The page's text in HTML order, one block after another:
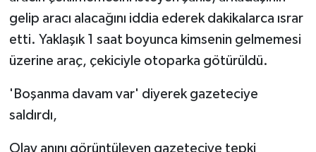
gelip aracı alacağını iddia ederek dakikalarca ısrar
etti. Yaklaşık 1 saat boyunca kimsenin gelmemesi
üzerine araç, çekiciyle otoparka götürüldü.
'Boşanma davam var' diyerek gazeteciye
saldırdı,
Olay anını görüntüleyen gazeteciye tepki